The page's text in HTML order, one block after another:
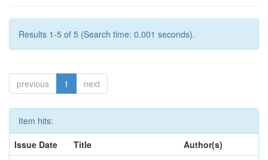
Results 1-5 of 5 (Search time: 0.001 seconds).
previous 1 next
Item hits:
Issue Date
Title
Author(s)